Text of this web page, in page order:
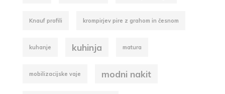
Knauf profili krompirjev pire z grahom in česnom
kuhanje kuhinja matura
mobilizacijske vaje modni nakit